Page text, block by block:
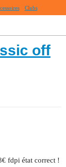
Clubs
off
fdpi état correct !